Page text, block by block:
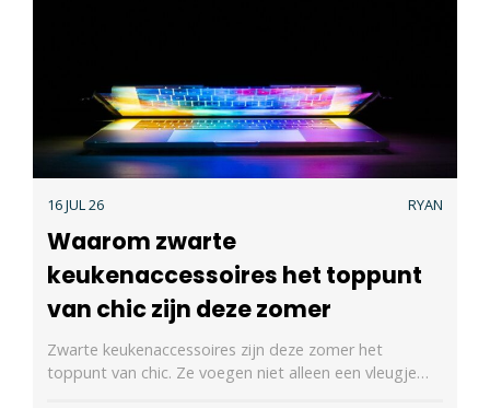
16 JUL 26 RYAN
Waarom zwarte
keukenaccessoires het toppunt
van chic zijn deze zomer
Zwarte keukenaccessoires zijn deze zomer het
toppunt van chic. Ze voegen niet alleen een vleugje…